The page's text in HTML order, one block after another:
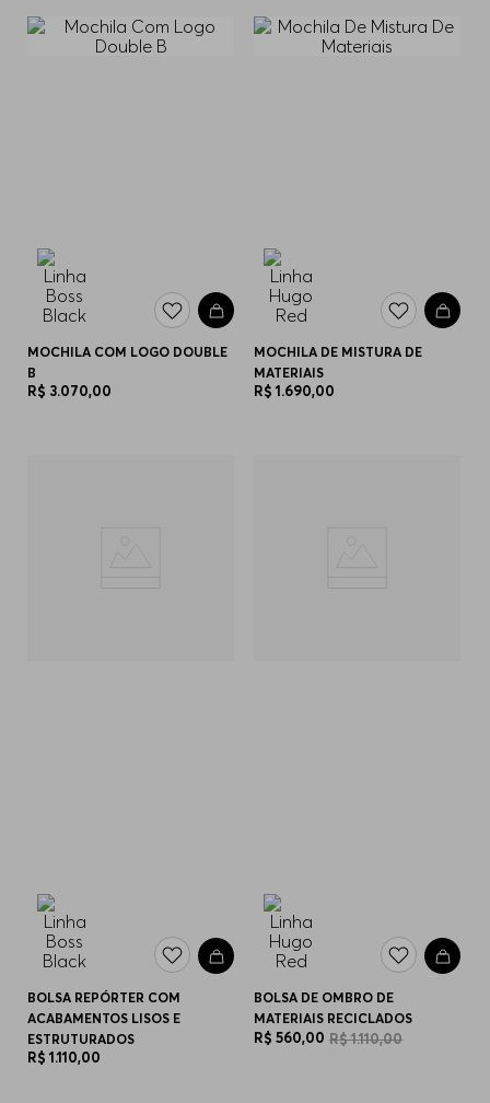
MOCHILA COM LOGO DOUBLE
B
R$ 3.070,00
MOCHILA DE MISTURA DE
MATERIAIS
R$ 1.690,00
BOLSA REPÓRTER COM
ACABAMENTOS LISOS E
ESTRUTURADOS
R$ 1.110,00
BOLSA DE OMBRO DE
MATERIAIS RECICLADOS
R$ 560,00 R$1.110,00